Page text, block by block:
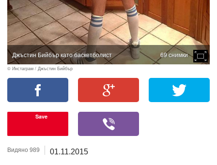
Джъстин Бийбър като баскетболист 69 снимки
© Инстаграм / Джъстин Бийбър
Save
Видяно 989 01.11.2015